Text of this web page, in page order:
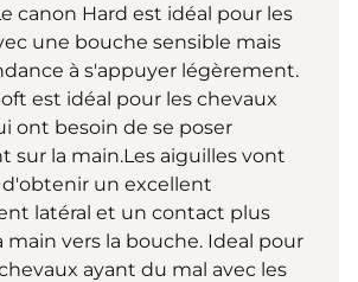
canon Hard est idéal pour les
une bouche sensible mais
à s'appuyer légèrement.
est idéal pour les chevaux
ont besoin de se poser
sur la main.Les aiguilles vont
un excellent
latéral et un contact plus
main vers la bouche. Ideal pour
ayant du mal avec les